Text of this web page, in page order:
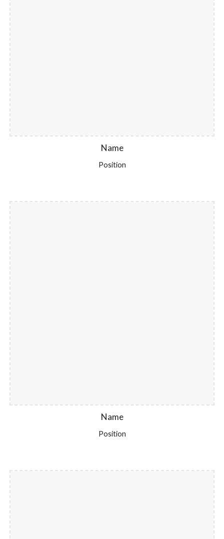
Name
Position
Name
Position